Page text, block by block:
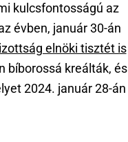
kulcsfontosságú az
évben, január 30-án
elnöki tisztét is
bíborossá kreálták, és
2024. január 28-án